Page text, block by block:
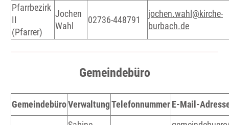
Pfarrbezirk
II
(Pfarrer)
Jochen
Wahl
02736-448791
jochen.wahl@kirche-
burbach.de
Gemeindebüro
GemeindebüroVerwaltungTelefonnummerE-Mail-